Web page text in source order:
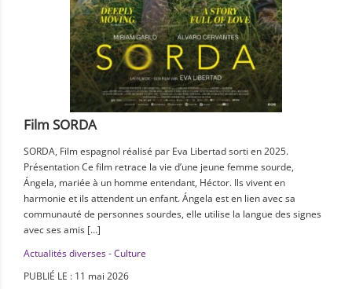
Film SORDA
SORDA, Film espagnol réalisé par Eva Libertad sorti en 2025.
Présentation Ce film retrace la vie d’une jeune femme sourde,
Ángela, mariée à un homme entendant, Héctor. Ils vivent en
harmonie et ils attendent un enfant. Ángela est en lien avec sa
communauté de personnes sourdes, elle utilise la langue des signes
avec ses amis […]
Actualités diverses - Culture
PUBLIÉ LE : 11 mai 2026